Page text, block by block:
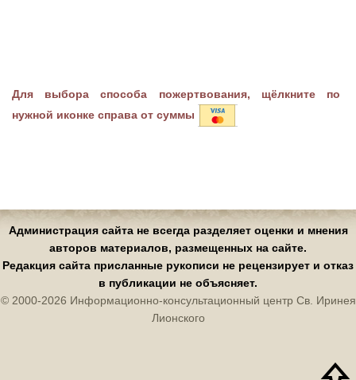
Для выбора способа пожертвования, щёлкните по
нужной иконке справа от суммы
Администрация сайта не всегда разделяет оценки и мнения
авторов материалов, размещенных на сайте.
Редакция сайта присланные рукописи не рецензирует и отказ
в публикации не объясняет.
© 2000-2026 Информационно-консультационный центр Св. Иринея
Лионского